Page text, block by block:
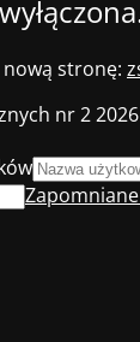
stronę:
nr 2 2026
Zapomniane